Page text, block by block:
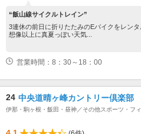
“飯山線サイクルトレイン”
3連休の前日に折りたたみのEバイクをレン
想像以上に真夏っぽい天気...
営業時間：8：30～18：00
24 中央道晴ヶ峰カントリー倶楽部
伊那・駒ヶ根・飯田・昼神／その他スポーツ・フ